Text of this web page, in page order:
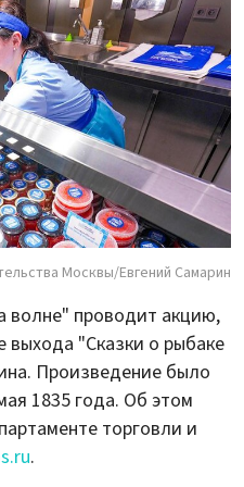
Москвы/Евгений Самарин
волне" проводит акцию,
выхода "Сказки о рыбаке
Произведение было
1835 года. Об этом
торговли и
.